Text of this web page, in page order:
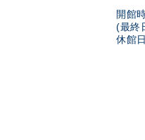
開館
(最終
休館